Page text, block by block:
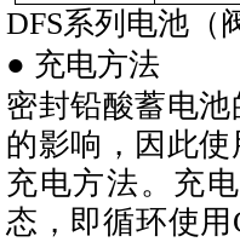
DFS系列电池（
● 充电方法
密封铅酸蓄电
的影响，因此
充电方法。充
态，即循环使用